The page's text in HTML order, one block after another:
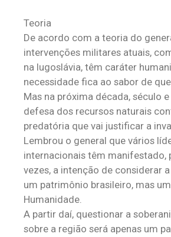
Teoria
De acordo com a teoria do
intervenções militares atuais,
na Iugoslávia, têm caráter
necessidade fica ao sabor de
Mas na próxima década, século
defesa dos recursos naturais
predatória que vai justificar a
Lembrou o general que vários
internacionais têm manifestado,
vezes, a intenção de considerar
um patrimônio brasileiro, mas
Humanidade.
A partir daí, questionar a
sobre a região será apenas um